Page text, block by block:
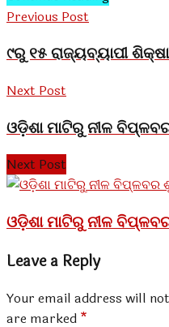
Previous Post
୯ରୁ ୧୫ ରାଜ୍ୟବ୍ୟାପୀ
Next Post
ଓଡ଼ିଶା ମାଟିରୁ ନୀଳ
Next Post
ଓଡ଼ିଶା ମାଟିରୁ ନୀଳ
Leave a Reply
Your email address will
are marked *